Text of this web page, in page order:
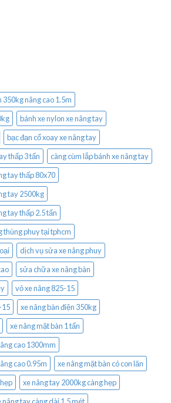
nâng cao 1.5m
bánh xe nylon xe nâng tay
bạc đạn cổ xoay xe nâng tay
thấp 3 tấn
càng cùm lắp bánh xe nâng tay
tay thấp 80x70
tay 2500kg
tay thấp 2.5 tấn
thùng phuy tại tphcm
dịch vụ sửa xe nâng phuy
sửa chữa xe nâng bàn
vỏ xe nâng 825-15
15
xe nâng bàn điện 350kg
xe nâng mặt bàn 1 tấn
cao 1300mm
cao 0.95m
xe nâng mặt bàn có con lăn
xe nâng tay 2000kg càng hẹp